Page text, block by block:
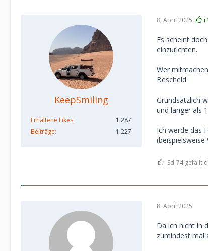
KeepSmiling
Erhaltene Likes
1.287
Beiträge
1.227
8. April 2025 +1
Es scheint
einzurichten.
Wer
Bescheid.
Grundsätzlich
und länger als
Ich werde das
Sd-74 gefällt
8. April 2025
Da ich nicht in
zumindest mal